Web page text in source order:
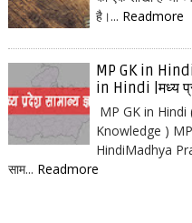
है।... Readmore
MP GK in
in Hindi |मध्य
MP GK in
Knowledge )
HindiMadhya
साम... Readmore